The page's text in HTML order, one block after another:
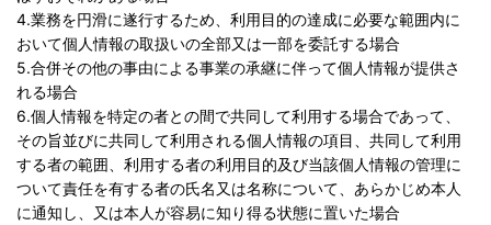
4.業務を円滑に遂行するため、利用目的の達成に必要な範囲内に
おいて個人情報の取扱いの全部又は一部を委託する場合
5.合併その他の事由による事業の承継に伴って個人情報が提供さ
れる場合
6.個人情報を特定の者との間で共同して利用する場合であって、
その旨並びに共同して利用される個人情報の項目、共同して利用
する者の範囲、利用する者の利用目的及び当該個人情報の管理に
ついて責任を有する者の氏名又は名称について、あらかじめ本人
に通知し、又は本人が容易に知り得る状態に置いた場合